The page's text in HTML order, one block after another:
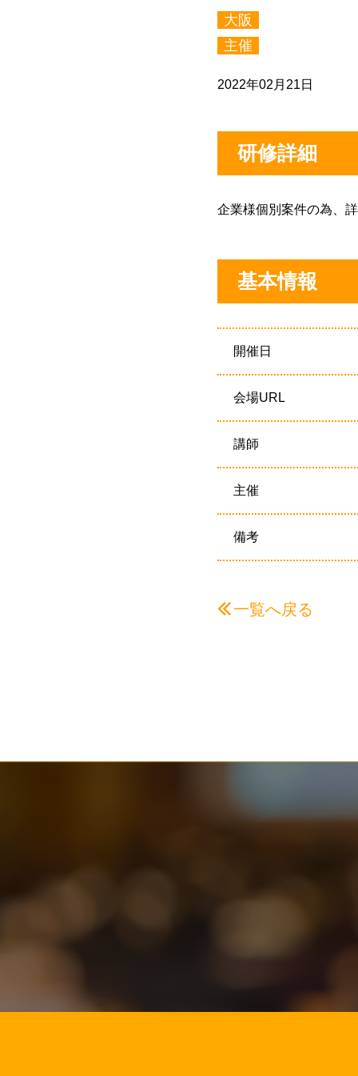
大阪
主催
2022年02月21日
研修詳細
企業様個別案件の為、
基本情報
開催日
会場URL
講師
主催
備考
一覧へ戻る